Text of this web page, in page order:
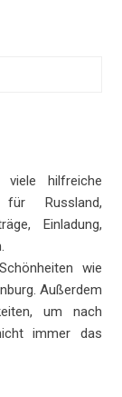
viele hilfreiche
Russland,
Einladung,
wie
Außerdem
um nach
immer das